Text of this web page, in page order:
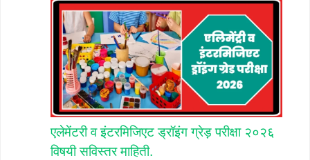
एलेमेंटरी व इंटरमिजिएट ड्रॉइंग ग्रेड़ परीक्षा २०२६
विषयी सविस्तर माहिती.